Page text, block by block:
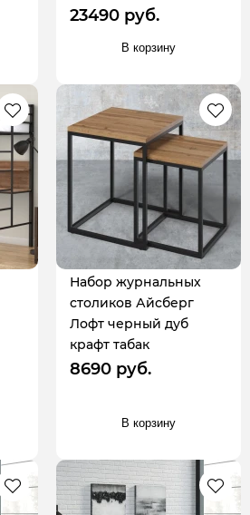
23490 руб.
В корзину
Набор журнальных
столиков Айсберг
Лофт черный дуб
крафт табак
8690 руб.
В корзину